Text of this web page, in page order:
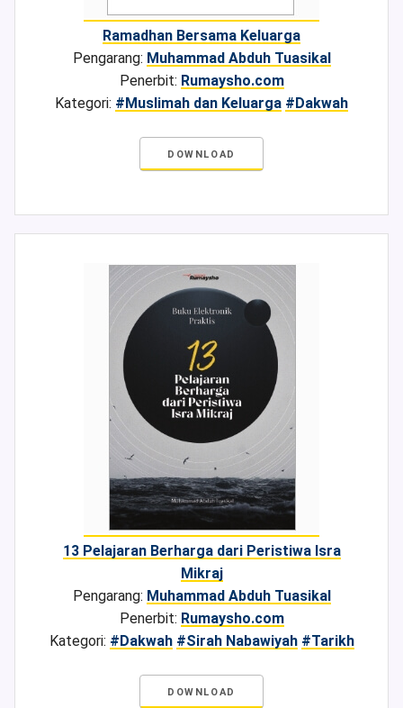
Ramadhan Bersama Keluarga
Pengarang: Muhammad Abduh Tuasikal
Penerbit: Rumaysho.com
Kategori: #Muslimah dan Keluarga #Dakwah
DOWNLOAD
13 Pelajaran Berharga dari Peristiwa Isra
Mikraj
Pengarang: Muhammad Abduh Tuasikal
Penerbit: Rumaysho.com
Kategori: #Dakwah #Sirah Nabawiyah #Tarikh
DOWNLOAD